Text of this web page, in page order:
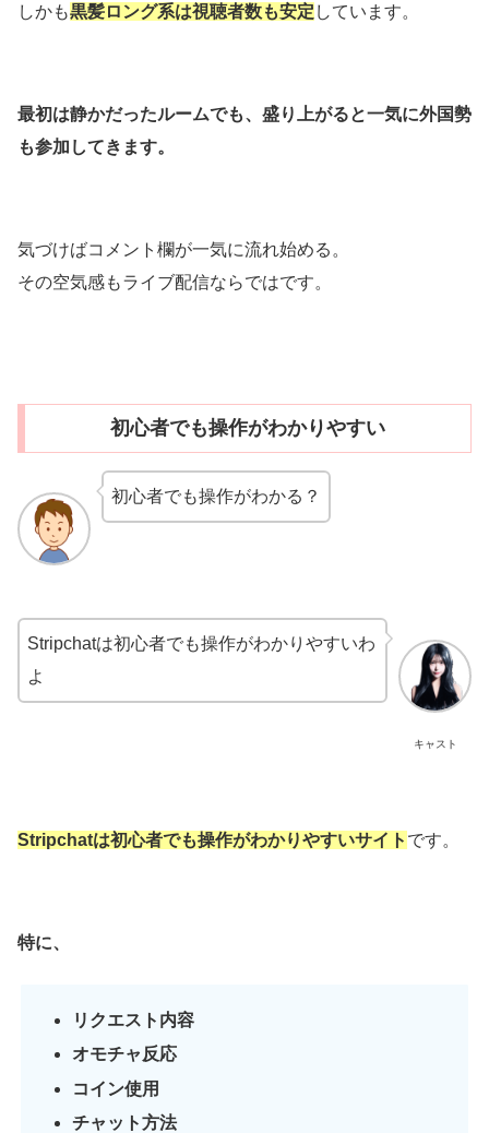
しかも黒髪ロング系は視聴者数も安定 しています。
最初は静かだったルームでも、盛り上がると一気に外国勢
も参加してきます。
気づけばコメント欄が一気に流れ始める。
その空気感もライブ配信ならではです。
初心者でも操作がわかりやすい
初心者でも操作がわかる？
キャスト
Stripchatは初心者でも操作がわかりやすいわ
よ
Stripchatは初心者でも操作がわかりやすいサイト です。
特に、
リクエスト内容
オモチャ反応
コイン使用
チャット方法